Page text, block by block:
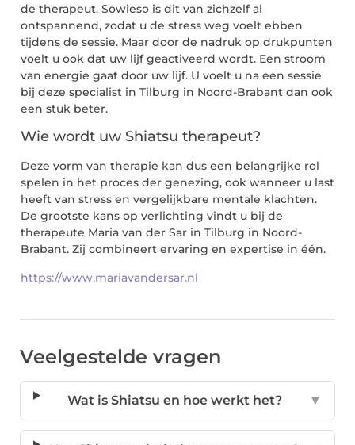
de therapeut. Sowieso is dit van zichzelf al
ontspannend, zodat u de stress weg voelt ebben
tijdens de sessie. Maar door de nadruk op drukpunten
voelt u ook dat uw lijf geactiveerd wordt. Een stroom
van energie gaat door uw lijf. U voelt u na een sessie
bij deze specialist in Tilburg in Noord-Brabant dan ook
een stuk beter.
Wie wordt uw Shiatsu therapeut?
Deze vorm van therapie kan dus een belangrijke rol
spelen in het proces der genezing, ook wanneer u last
heeft van stress en vergelijkbare mentale klachten.
De grootste kans op verlichting vindt u bij de
therapeute Maria van der Sar in Tilburg in Noord-
Brabant. Zij combineert ervaring en expertise in één.
https://www.mariavandersar.nl
Veelgestelde vragen
Wat is Shiatsu en hoe werkt het? ▼